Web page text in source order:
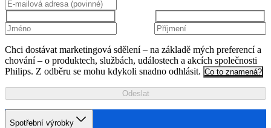
Chci dostávat marketingová sdělení – na základě mých preferencí a
chování – o produktech, službách, událostech a akcích společnosti
Philips. Z odběru se mohu kdykoli snadno odhlásit. Co to znamená?
Odeslat
Spotřební výrobky